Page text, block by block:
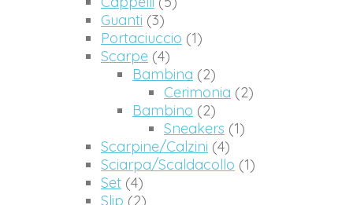
Guanti (3)
Portaciuccio (1)
Scarpe (4)
Bambina (2)
Cerimonia (2)
Bambino (2)
Sneakers (1)
Scarpine/Calzini (4)
Sciarpa/Scaldacollo (1)
Set (4)
Slip (2)